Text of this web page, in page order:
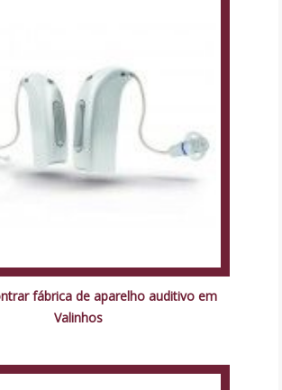
fábrica de aparelho auditivo em
Valinhos